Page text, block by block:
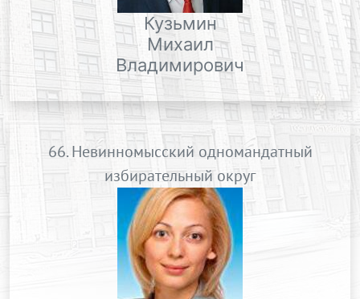
Кузьмин
Михаил
Владимирович
66. Невинномысский одномандатный
избирательный округ